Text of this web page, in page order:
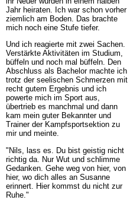
Jahr heiraten. Ich war schon vorher
ziemlich am Boden. Das brachte
mich noch eine Stufe tiefer.
Und ich reagierte mit zwei Sachen.
Verstärkte Aktivitäten im Studium,
büffeln und noch mal büffeln. Den
Abschluss als Bachelor machte ich
trotz der seelischen Schmerzen mit
recht gutem Ergebnis und ich
powerte mich im Sport aus,
übertrieb es manchmal und dann
kam mein guter Bekannter und
Trainer der Kampfsportsektion zu
mir und meinte.
"Nils, lass es. Du bist geistig nicht
richtig da. Nur Wut und schlimme
Gedanken. Gehe weg von hier, von
hier, wo dich alles an Susanne
erinnert. Hier kommst du nicht zur
Ruhe."